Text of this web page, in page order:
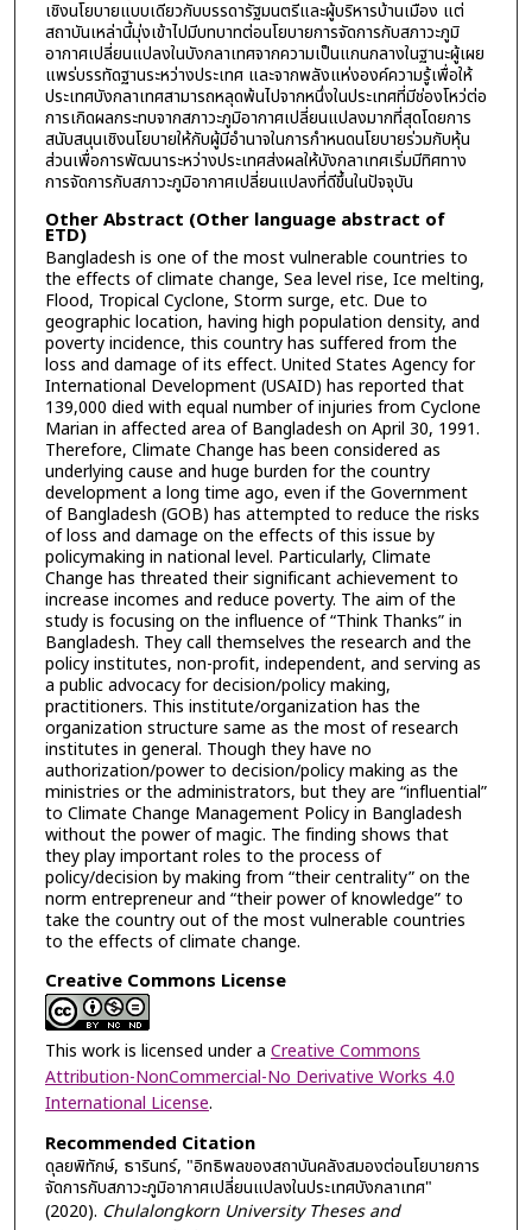
เชิงนโยบายแบบเดียวกับบรรดารัฐมนตรีและผู้บริหารบ้านเมือง แต่
สถาบันเหล่านี้มุ่งเข้าไปมีบทบาทต่อนโยบายการจัดการกับสภาวะภูมิ
อากาศเปลี่ยนแปลงในบังกลาเทศจากความเป็นแกนกลางในฐานะผู้เผย
แพร่บรรทัดฐานระหว่างประเทศ และจากพลังแห่งองค์ความรู้เพื่อให้
ประเทศบังกลาเทศสามารถหลุดพ้นไปจากหนึ่งในประเทศที่มีช่องโหว่ต่อ
การเกิดผลกระทบจากสภาวะภูมิอากาศเปลี่ยนแปลงมากที่สุดโดยการ
สนับสนุนเชิงนโยบายให้กับผู้มีอำนาจในการกำหนดนโยบายร่วมกับหุ้น
ส่วนเพื่อการพัฒนาระหว่างประเทศส่งผลให้บังกลาเทศเริ่มมีทิศทาง
การจัดการกับสภาวะภูมิอากาศเปลี่ยนแปลงที่ดีขึ้นในปัจจุบัน
Other Abstract (Other language abstract of
ETD)
Bangladesh is one of the most vulnerable countries to
the effects of climate change, Sea level rise, Ice melting,
Flood, Tropical Cyclone, Storm surge, etc. Due to
geographic location, having high population density, and
poverty incidence, this country has suffered from the
loss and damage of its effect. United States Agency for
International Development (USAID) has reported that
139,000 died with equal number of injuries from Cyclone
Marian in affected area of Bangladesh on April 30, 1991.
Therefore, Climate Change has been considered as
underlying cause and huge burden for the country
development a long time ago, even if the Government
of Bangladesh (GOB) has attempted to reduce the risks
of loss and damage on the effects of this issue by
policymaking in national level. Particularly, Climate
Change has threated their significant achievement to
increase incomes and reduce poverty. The aim of the
study is focusing on the influence of “Think Thanks” in
Bangladesh. They call themselves the research and the
policy institutes, non-profit, independent, and serving as
a public advocacy for decision/policy making,
practitioners. This institute/organization has the
organization structure same as the most of research
institutes in general. Though they have no
authorization/power to decision/policy making as the
ministries or the administrators, but they are “influential”
to Climate Change Management Policy in Bangladesh
without the power of magic. The finding shows that
they play important roles to the process of
policy/decision by making from “their centrality” on the
norm entrepreneur and “their power of knowledge” to
take the country out of the most vulnerable countries
to the effects of climate change.
Creative Commons License
This work is licensed under a Creative Commons
Attribution-NonCommercial-No Derivative Works 4.0
International License.
Recommended Citation
ดุลยพิทักษ์, ธารินทร์, "อิทธิพลของสถาบันคลังสมองต่อนโยบายการ
จัดการกับสภาวะภูมิอากาศเปลี่ยนแปลงในประเทศบังกลาเทศ"
(2020). Chulalongkorn University Theses and